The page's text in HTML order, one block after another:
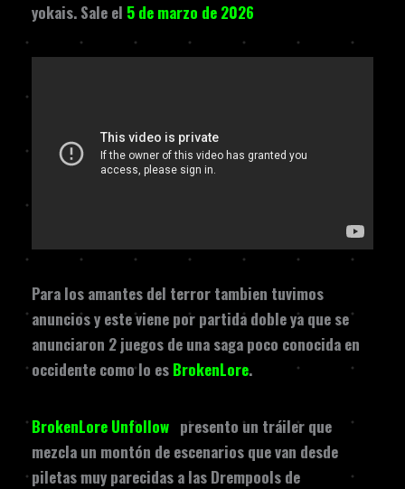
yokais. Sale el 5 de marzo de 2026
Para los amantes del terror tambien tuvimos
anuncios y este viene por partida doble ya que se
anunciaron 2 juegos de una saga poco conocida en
occidente como lo es BrokenLore.
BrokenLore Unfollow presento un tráiler que
mezcla un montón de escenarios que van desde
piletas muy parecidas a las Drempools de